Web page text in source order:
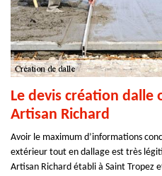
Le devis création dalle
Artisan Richard
Avoir le maximum d’informations
extérieur tout en dallage est très
Artisan Richard établi à Saint Tropez